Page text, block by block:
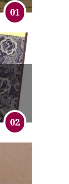
01
02